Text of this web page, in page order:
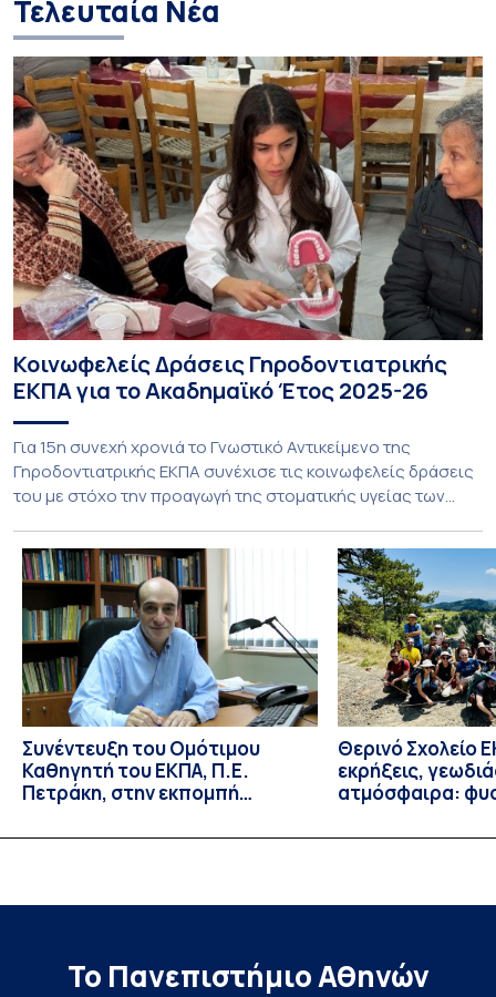
Τελευταία Νέα
Κοινωφελείς Δράσεις Γηροδοντιατρικής
ΕΚΠΑ για το Ακαδημαϊκό Έτος 2025-26
Για 15η συνεχή χρονιά το Γνωστικό Αντικείμενο της
Γηροδοντιατρικής ΕΚΠΑ συνέχισε τις κοινωφελείς δράσεις
του με στόχο την προαγωγή της στοματικής υγείας των
υποχρεωτικής «κοινωφελούς μάθησης» στο μάθημα της
Γηροδοντιατρικής 10ου εξαμήνου, περιλάμβανε
εκπαιδευτικές δραστηριότητες στο Γηροκομείο-
Πτωχοκομείο Αθηνών, στο Οδοντιατρικό Τμήμα/Μονάδα
ΑΜΕΑ Ενηλίκων Ασκληπιείου Βούλας, στο Κέντρο
Γηριατρικής […]
Συνέντευξη του Ομότιμου
Καθηγητή του ΕΚΠΑ, Π.Ε.
Πετράκη, στην εκπομπή
Θερινό Σχολείο
εκρήξεις,
ατμόσφαιρα:
βιολογικές
Το Πανεπιστήμιο Αθηνών